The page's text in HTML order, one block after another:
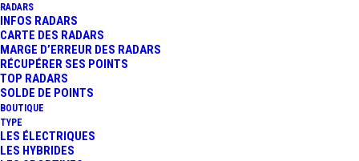
RADARS
INFOS RADARS
CARTE DES RADARS
MARGE D’ERREUR DES RADARS
RÉCUPÉRER SES POINTS
TOP RADARS
SOLDE DE POINTS
BOUTIQUE
TYPE
LES ÉLECTRIQUES
LES HYBRIDES
Kärcher dégivreur